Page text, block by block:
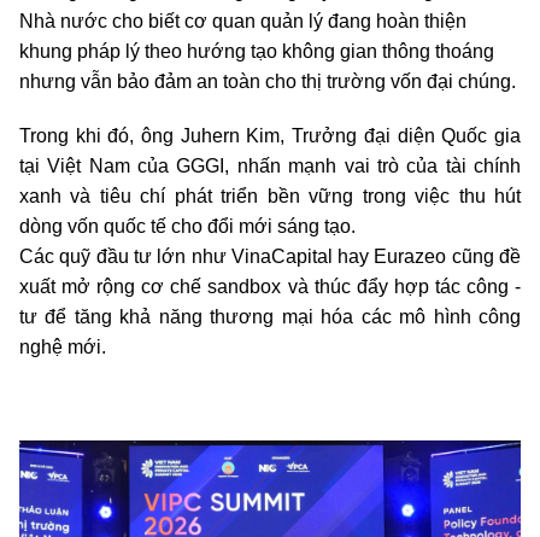
Nhà nước cho biết cơ quan quản lý đang hoàn thiện
khung pháp lý theo hướng tạo không gian thông thoáng
nhưng vẫn bảo đảm an toàn cho thị trường vốn đại chúng.
Trong khi đó, ông Juhern Kim, Trưởng đại diện Quốc gia
tại Việt Nam của GGGI, nhấn mạnh vai trò của tài chính
xanh và tiêu chí phát triển bền vững trong việc thu hút
dòng vốn quốc tế cho đổi mới sáng tạo.
Các quỹ đầu tư lớn như VinaCapital hay Eurazeo cũng đề
xuất mở rộng cơ chế sandbox và thúc đẩy hợp tác công -
tư để tăng khả năng thương mại hóa các mô hình công
nghệ mới.